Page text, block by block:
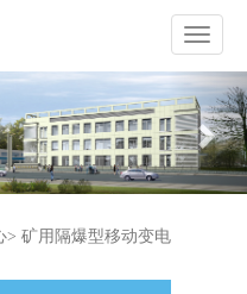
> 矿用隔爆型移动变电